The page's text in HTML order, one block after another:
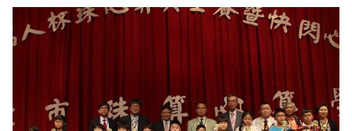
國際珠算協議會台南分會表示，市長盃全國心算數學比賽，與其他
心算數學比賽最大不同是，參賽選手全部集中在大禮堂考試，因此
整個會場猶如大會考，光是工作老師就..